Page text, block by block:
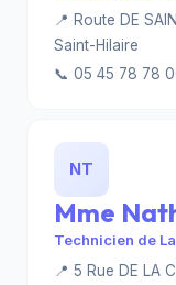
📍 Route DE
Saint-Hilaire
📞 05 45 78 78
NT
Mme
Technicien de
📍 5 Rue DE LA